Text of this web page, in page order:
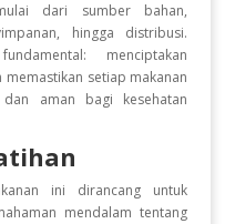
dari sumber bahan,
hingga distribusi.
menciptakan
setiap makanan
aman bagi kesehatan
ini dirancang untuk
mendalam tentang